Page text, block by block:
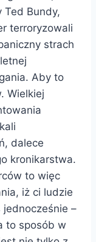
Ted Bundy,
terroryzowali
strach
Aby to
Wielkiej
dalece
kronikarstwa.
to więc
iż ci ludzie
–
to sposób w